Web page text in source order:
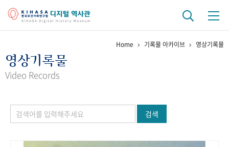
걸어온 길 기관 변천사
정책과 연구 키워드로 보는 연구 역사
연구자들
Home 기록물 아카이브 영상기록물
영상기록물
Video Records
검색